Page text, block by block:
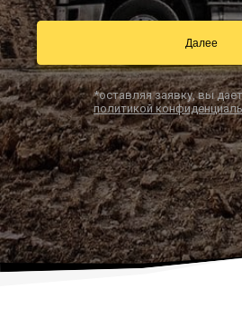
Далее
*оставляя заявку, вы
политикой